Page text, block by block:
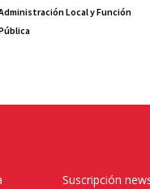
Local y Función
Suscripción